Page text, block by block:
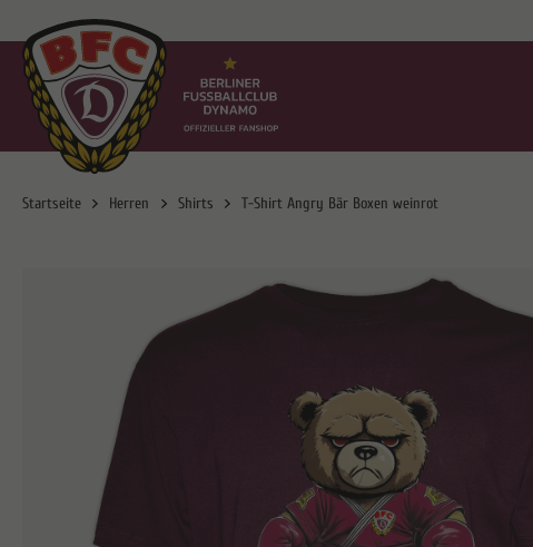
Startseite Herren Shirts T-Shirt Angry Bär Boxen weinrot